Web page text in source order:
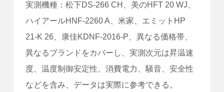
実測機種：松下DS-266 CH、美のHFT 20 WJ、
ハイアールHNF-2260 A、米家、エミットHP
21-K 26、康佳KDNF-2016-P、異なる価格帯、
異なるブランドをカバーし、実測次元は昇温速
度、温度制御安定性、消費電力、騒音、安全性
などを含み、データは実際に参考できる。